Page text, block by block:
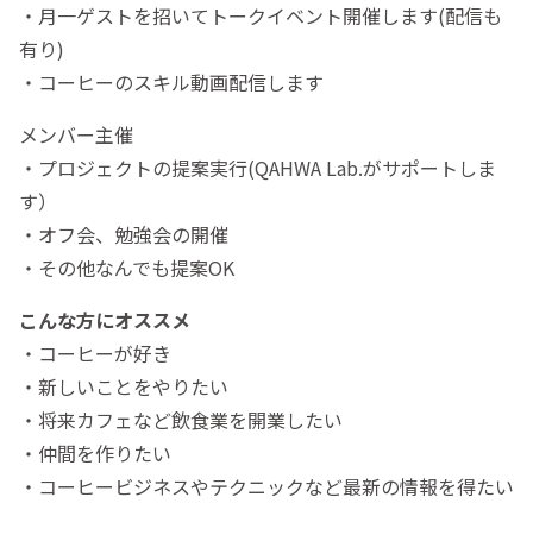
・月一ゲストを招いてトークイベント開催します(配信も
有り)
・コーヒーのスキル動画配信します
メンバー主催
・プロジェクトの提案実行(QAHWA Lab.がサポートしま
す）
・オフ会、勉強会の開催
・その他なんでも提案OK
こんな方にオススメ
・コーヒーが好き
・新しいことをやりたい
・将来カフェなど飲食業を開業したい
・仲間を作りたい
・コーヒービジネスやテクニックなど最新の情報を得たい